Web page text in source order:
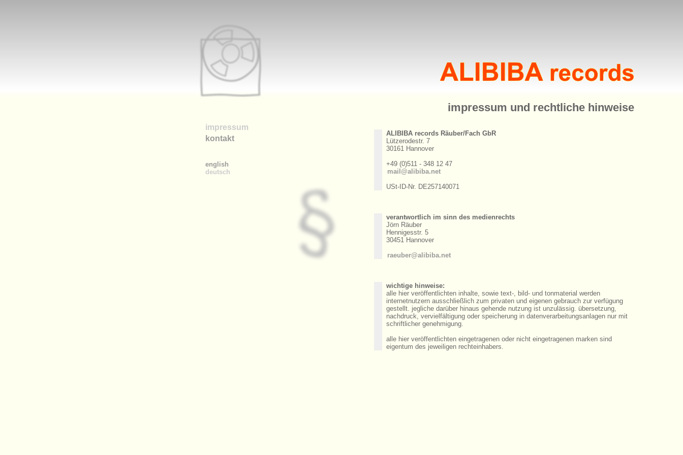
impressum
kontakt
english
deutsch
impressum und rechtliche hinweise
ALIBIBA records Räuber/Fach GbR
Lützerodestr. 7
30161 Hannover
+49 (0)511 - 348 12 47
mail@alibiba.net
USt-ID-Nr. DE257140071
verantwortlich im sinn des medienrechts
Jörn Räuber
Hennigesstr. 5
30451 Hannover
raeuber@alibiba.net
wichtige hinweise:
alle hier veröffentlichten inhalte, sowie text-, bild- und tonmaterial werden
internetnutzern ausschließlich zum privaten und eigenen gebrauch zur verfügung
gestellt. jegliche darüber hinaus gehende nutzung ist unzulässig. übersetzung,
nachdruck, vervielfältigung oder speicherung in datenverarbeitungsanlagen nur mit
schriftlicher genehmigung.
alle hier veröffentlichten eingetragenen oder nicht eingetragenen marken sind
eigentum des jeweiligen rechteinhabers.